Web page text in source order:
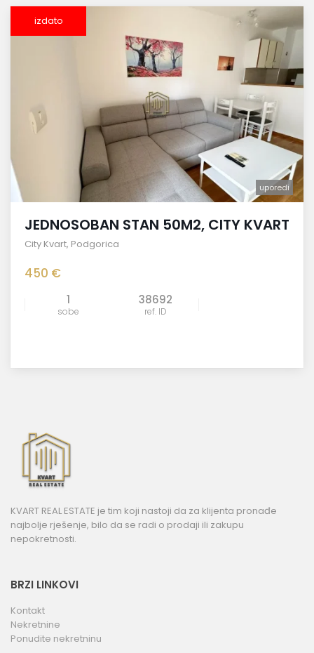
izdato
uporedi
JEDNOSOBAN STAN 50M2, CITY KVART
City Kvart, Podgorica
450 €
1
sobe
38692
ref. ID
KVART REAL ESTATE je tim koji nastoji da za klijenta pronađe
najbolje rješenje, bilo da se radi o prodaji ili zakupu
nepokretnosti.
BRZI LINKOVI
Kontakt
Nekretnine
Ponudite nekretninu